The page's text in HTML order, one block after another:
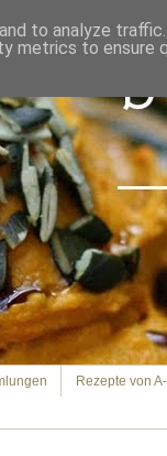
Rezepte von
to analyze
metrics to ensure